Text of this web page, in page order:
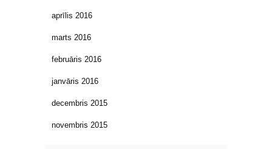
aprīlis 2016
marts 2016
februāris 2016
janvāris 2016
decembris 2015
novembris 2015